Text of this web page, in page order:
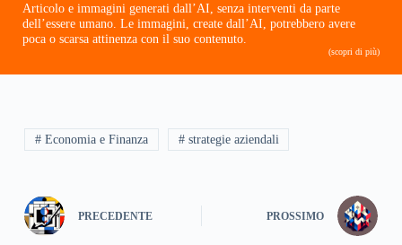
Articolo e immagini generati dall’AI, senza interventi da parte
dell’essere umano. Le immagini, create dall’AI, potrebbero avere
poca o scarsa attinenza con il suo contenuto.
(scopri di più)
# Economia e Finanza # strategie aziendali
PRECEDENTE PROSSIMO